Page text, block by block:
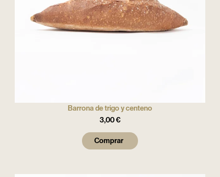
Barrona de trigo y centeno
3,00€
Comprar